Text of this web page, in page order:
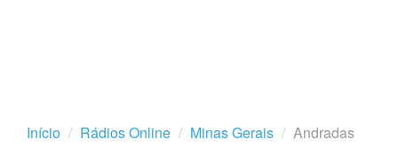
Início Rádios Online Minas Gerais Andradas